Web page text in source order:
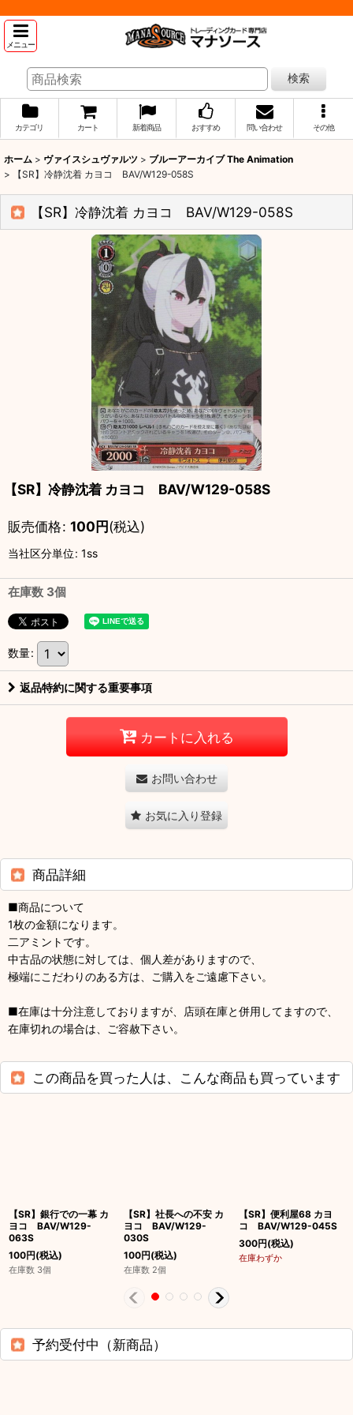
メニュー
検索
カテゴリ カート 新着商品 おすすめ 問い合わせ その他
ホーム > ヴァイスシュヴァルツ > ブルーアーカイブ The Animation
>
【SR】冷静沈着 カヨコ BAV/W129-058S
【SR】冷静沈着 カヨコ BAV/W129-058S
【SR】冷静沈着 カヨコ BAV/W129-058S
販売価格: 100円(税込)
当社区分単位: 1ss
在庫数 3個
数量:
返品特約に関する重要事項
カートに入れる
お問い合わせ
お気に入り登録
商品詳細
■商品について
1枚の金額になります。
二アミントです。
中古品の状態に対しては、個人差がありますので、
極端にこだわりのある方は、ご購入をご遠慮下さい。
■在庫は十分注意しておりますが、店頭在庫と併用してますので、
在庫切れの場合は、ご容赦下さい。
この商品を買った人は、こんな商品も買っています
【SR】銀行での一幕 カ
ヨコ BAV/W129-
063S
100円(税込)
在庫数 3個
【SR】社長への不安 カ
ヨコ BAV/W129-
030S
100円(税込)
在庫数 2個
【SR】便利屋68 カヨ
コ BAV/W129-045S
300円(税込)
在庫わずか
予約受付中（新商品）